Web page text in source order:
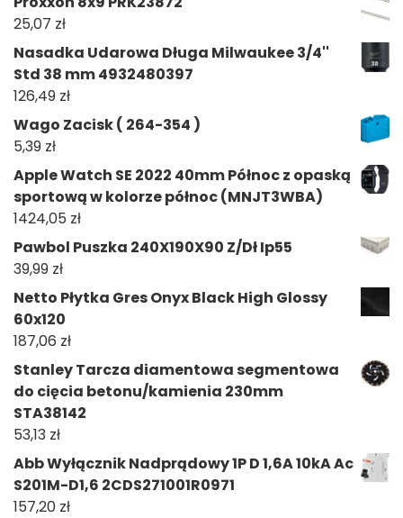
25,07 zł
Nasadka Udarowa Długa Milwaukee 3/4''
Std 38 mm 4932480397
126,49 zł
Wago Zacisk ( 264-354 )
5,39 zł
Apple Watch SE 2022 40mm Północ z opaską
sportową w kolorze północ (MNJT3WBA)
1424,05 zł
Pawbol Puszka 240X190X90 Z/Dł Ip55
39,99 zł
Netto Płytka Gres Onyx Black High Glossy
60x120
187,06 zł
Stanley Tarcza diamentowa segmentowa
do cięcia betonu/kamienia 230mm
STA38142
53,13 zł
Abb Wyłącznik Nadprądowy 1P D 1,6A 10kA Ac
S201M-D1,6 2CDS271001R0971
157,20 zł